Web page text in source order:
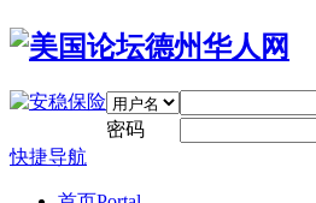
密码
快捷导航